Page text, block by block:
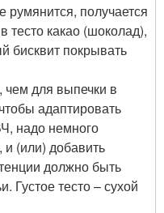
румянится, получается
тесто какао (шоколад),
бисквит покрывать
для выпечки в
адаптировать
надо немного
и (или) добавить
должно быть
Густое тесто – сухой